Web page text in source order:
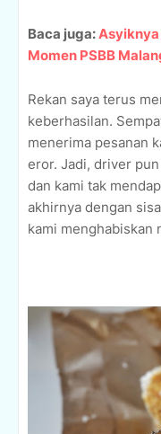
Baca juga:
Momen PSBB
Rekan saya terus
keberhasilan.
menerima pesanan
eror. Jadi, driver
dan kami tak
akhirnya dengan
kami menghabiskan